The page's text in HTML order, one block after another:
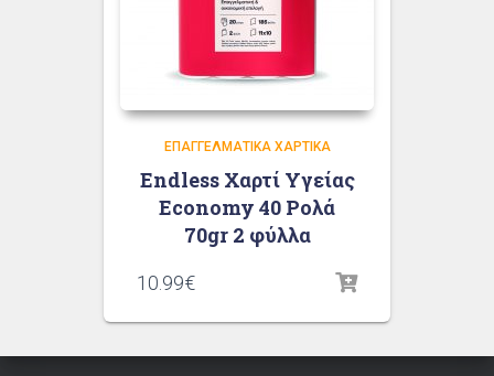
ΕΠΑΓΓΕΛΜΑΤΙΚΆ ΧΑΡΤΙΚΆ
Endless Χαρτί Υγείας
Economy 40 Ρολά
70gr 2 φύλλα
10.99€